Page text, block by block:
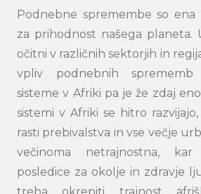
Podnebne spremembe so ena
za prihodnost našega planeta.
očitni v različnih sektorjih in
vpliv podnebnih
sisteme v Afriki pa je že zdaj
sistemi v Afriki se hitro
rasti prebivalstva in vse večje
večinoma netrajnostna,
posledice za okolje in zdravje